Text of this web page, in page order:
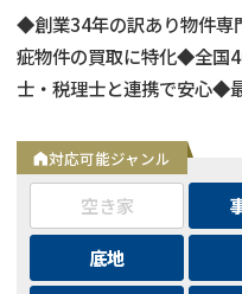
◆創業34年の訳あり物件専
疵物件の買取に特化◆全国
士・税理士と連携で安心◆
料・諸費用も会社負担◆
にも対応◆現地調査・査定
対応可能ジャンル
空き家
底地